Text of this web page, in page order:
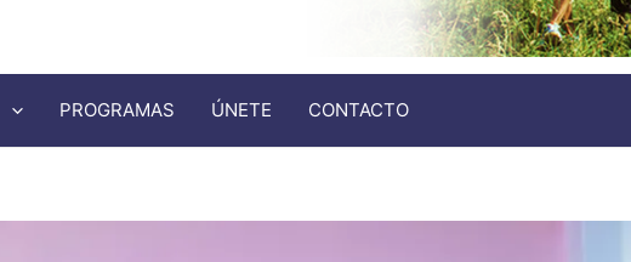
PROGRAMAS ÚNETE CONTACTO